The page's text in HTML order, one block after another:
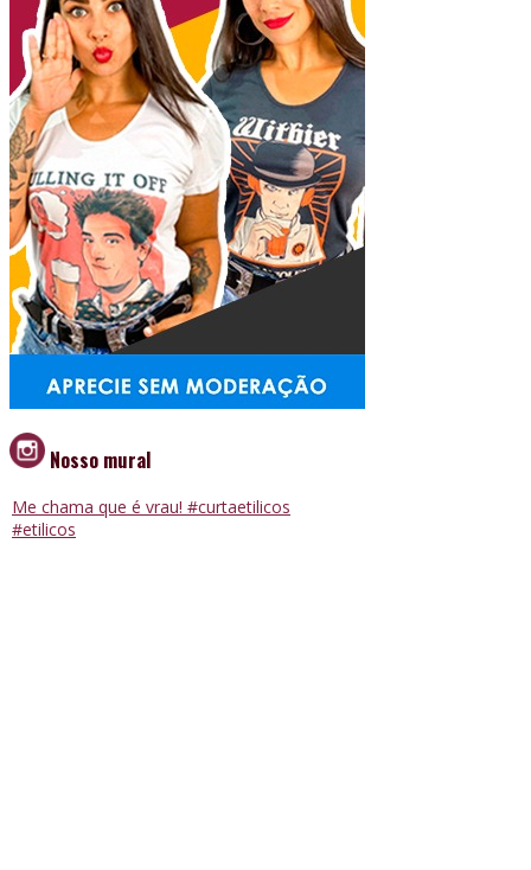
Nosso mural
Me chama que é vrau! #curtaetilicos
#etilicos